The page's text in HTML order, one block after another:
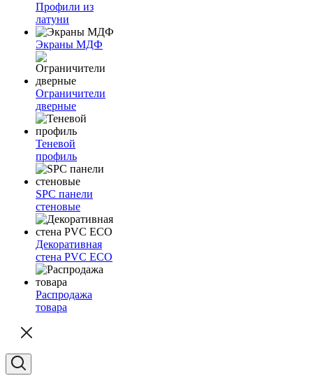
Профили из
латуни
Экраны МДФ
Ограничители
дверные
Теневой
профиль
SPC панели
стеновые
Декоративная
стена PVC ECO
Распродажа
товара